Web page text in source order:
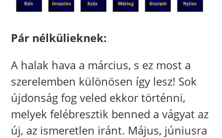
Pár nélkülieknek:
A halak hava a március, s ez most a
szerelemben különösen így lesz! Sok
újdonság fog veled ekkor történni,
melyek felébresztik benned a vágyat az
új, az ismeretlen iránt. Május, júniusra